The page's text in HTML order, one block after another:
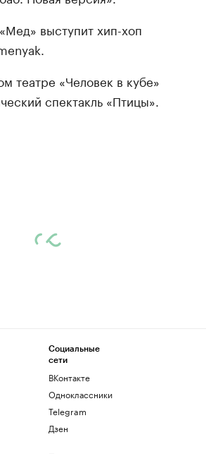
выступит хип-хоп
театре «Человек в кубе»
спектакль «Птицы».
Социальные
сети
ВКонтакте
Одноклассники
Telegram
Дзен